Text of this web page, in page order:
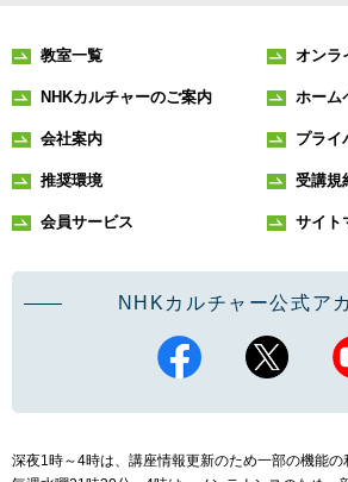
教室一覧 オンラ
NHKカルチャーのご案内 ホーム
会社案内 プライ
推奨環境 受講規
会員サービス サイト
NHKカルチャー公式ア
深夜1時～4時は、講座情報更新のため一部の機能の